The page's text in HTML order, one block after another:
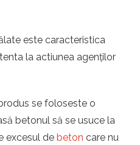
este caracteristica
la actiunea agenților
se foloseste o
betonul să se usuce la
excesul de beton care nu